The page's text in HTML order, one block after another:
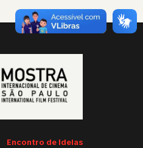
Encontro de Ideias